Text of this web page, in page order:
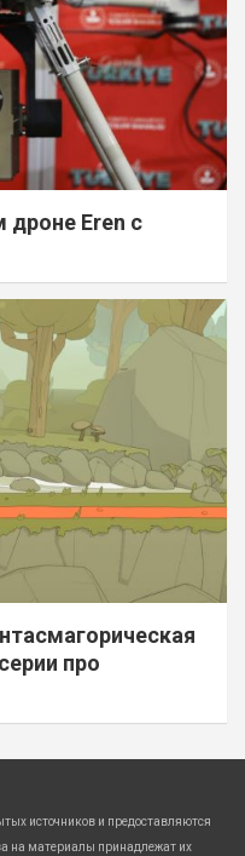
дроне Eren с
про
источников и предоставляются
на материалы принадлежат их